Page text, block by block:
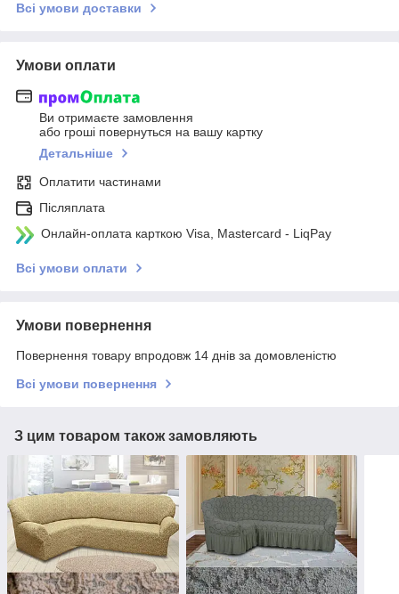
Всі умови доставки
Умови оплати
Ви отримаєте замовлення
або гроші повернуться на вашу картку
Детальніше
Оплатити частинами
Післяплата
Онлайн-оплата карткою Visa, Mastercard - LiqPay
Всі умови оплати
Умови повернення
Повернення товару впродовж 14 днів за домовленістю
Всі умови повернення
З цим товаром також замовляють